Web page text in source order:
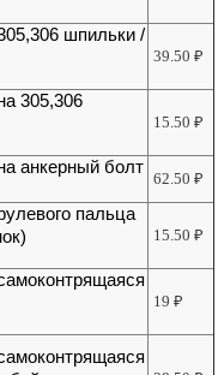
шпильки /
39.50₽
305,306
15.50₽
анкерный болт
62.50₽
пальца
15.50₽
19₽